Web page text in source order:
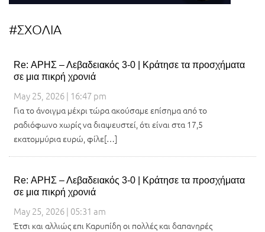
#ΣΧΟΛΙΑ
Re: ΑΡΗΣ – Λεβαδειακός 3-0 | Κράτησε τα προσχήματα
σε μια πικρή χρονιά
May 25, 2026 | 16:47 pm
Για το άνοιγμα μέχρι τώρα ακούσαμε επίσημα από το
ραδιόφωνο χωρίς να διαψευστεί, ότι είναι στα 17,5
εκατομμύρια ευρώ, φίλε[…]
Re: ΑΡΗΣ – Λεβαδειακός 3-0 | Κράτησε τα προσχήματα
σε μια πικρή χρονιά
May 25, 2026 | 05:31 am
Έτσι και αλλιώς επι Καρυπίδη οι πολλές και δαπανηρές